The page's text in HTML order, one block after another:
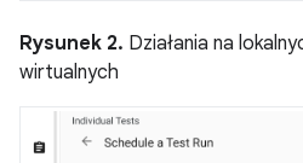
Rysunek 2. Działania na
wirtualnych